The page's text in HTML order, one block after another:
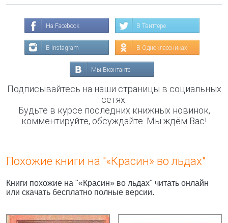
На Facebook В Твиттере
В Instagram В Одноклассниках
Мы Вконтакте
Подписывайтесь на наши страницы в социальных
сетях.
Будьте в курсе последних книжных новинок,
комментируйте, обсуждайте. Мы ждём Вас!
Похожие книги на "«Красин» во льдах"
Книги похожие на "«Красин» во льдах" читать онлайн
или скачать бесплатно полные версии.